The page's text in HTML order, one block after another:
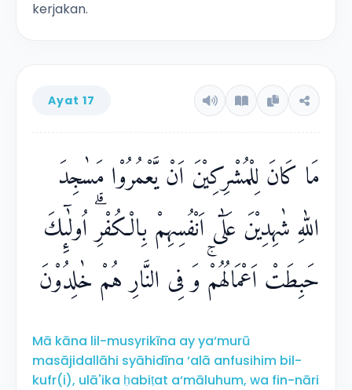
kerjakan.
Ayat 17
مَا كَانَ لِلْمُشْرِكِيْنَ اَنْ يَّعْمُرُوْا مَسٰجِدَ
اللّٰهِ شٰهِدِيْنَ عَلٰٓى اَنْفُسِهِمْ بِالْكُفْرِۗ اُولٰۤىِٕكَ
حَبِطَتْ اَعْمَالُهُمْۚ وَ فِى النَّارِ هُمْ خٰلِدُوْنَ
Mā kāna lil-musyrikīna ay ya‘murū
masājidallāhi syāhidīna ‘alā anfusihim bil-
kufr(i), ulā'ika ḥabiṭat a‘māluhum, wa fin-nāri